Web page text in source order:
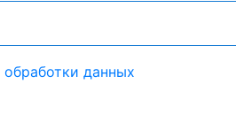
обработки данных